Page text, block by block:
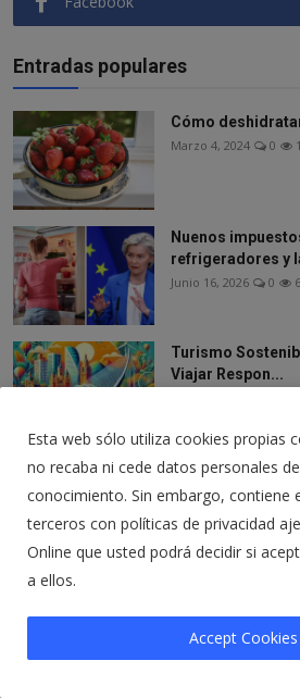
Entradas populares
Cómo
Marzo 4, 2024 0
Nuenos
refrigeradores y
Junio 16, 2026 0
Turismo
Viajar Respon...
Los americanos
Abril 2, 2026 0
Esta web sólo utiliza cookies propias
no recaba ni cede datos personales
conocimiento. Sin embargo, contiene
terceros con políticas de privacidad
Online que usted podrá decidir si
a ellos.
Accept Cookies